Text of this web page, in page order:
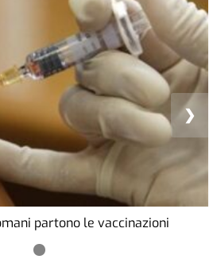
partono le vaccinazioni
❯